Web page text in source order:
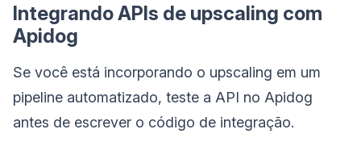
Integrando APIs de upscaling com
Apidog
Se você está incorporando o upscaling em um
pipeline automatizado, teste a API no Apidog
antes de escrever o código de integração.